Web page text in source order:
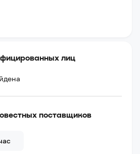
лиц
поставщиков